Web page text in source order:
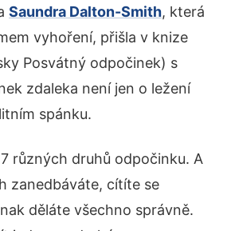
Saundra Dalton-Smith, která
vyhoření, přišla v knize
Posvátný odpočinek) s
zdaleka není jen o ležení
spánku.
různých druhů odpočinku. A
zanedbáváte, cítíte se
děláte všechno správně.